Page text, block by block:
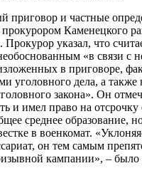
приговор и частные
Каменецкого
Прокурор указал, что
«в связи с
в приговоре,
уголовного дела, а
закона». Он
и имел право на отсрочку
среднее образование,
в военкомат.
он тем самым
кампании», – было